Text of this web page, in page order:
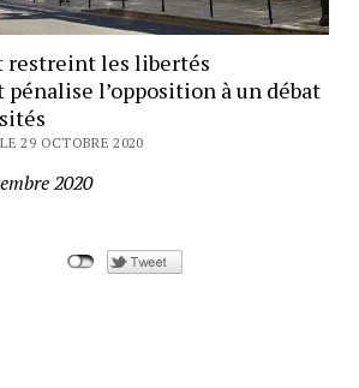
restreint les libertés
pénalise l’opposition à un débat
29 OCTOBRE 2020
2020